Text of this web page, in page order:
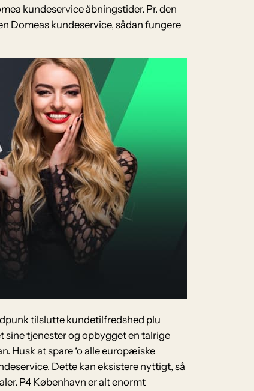
kundeservice åbningstider. Pr. den
Domeas kundeservice, sådan fungere
tilslutte kundetilfredshed plu
sine tjenester og opbygget en talrige
Husk at spare ‘o alle europæiske
Dette kan eksistere nyttigt, så
P4 København er alt enormt